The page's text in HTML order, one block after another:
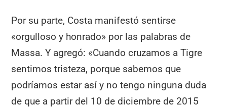
Por su parte, Costa manifestó sentirse
«orgulloso y honrado» por las palabras de
Massa. Y agregó: «Cuando cruzamos a Tigre
sentimos tristeza, porque sabemos que
podríamos estar así y no tengo ninguna duda
de que a partir del 10 de diciembre de 2015